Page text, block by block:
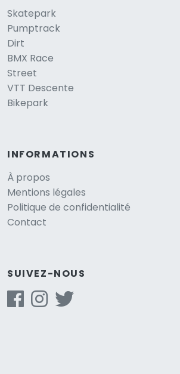
Skatepark
Pumptrack
Dirt
BMX Race
Street
VTT Descente
Bikepark
INFORMATIONS
À propos
Mentions légales
Politique de confidentialité
Contact
SUIVEZ-NOUS